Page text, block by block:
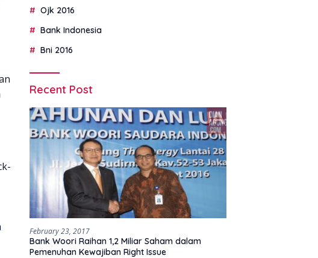
Ojk 2016
Bank Indonesia
Bni 2016
Recent Post
February 23, 2017
Bank Woori Raihan 1,2 Miliar Saham dalam
Pemenuhan Kewajiban Right Issue